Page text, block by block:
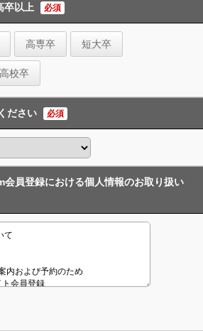
卒以上 必須
高専卒 短大卒
高校卒
ださい 必須
員登録における個人情報のお取り扱い